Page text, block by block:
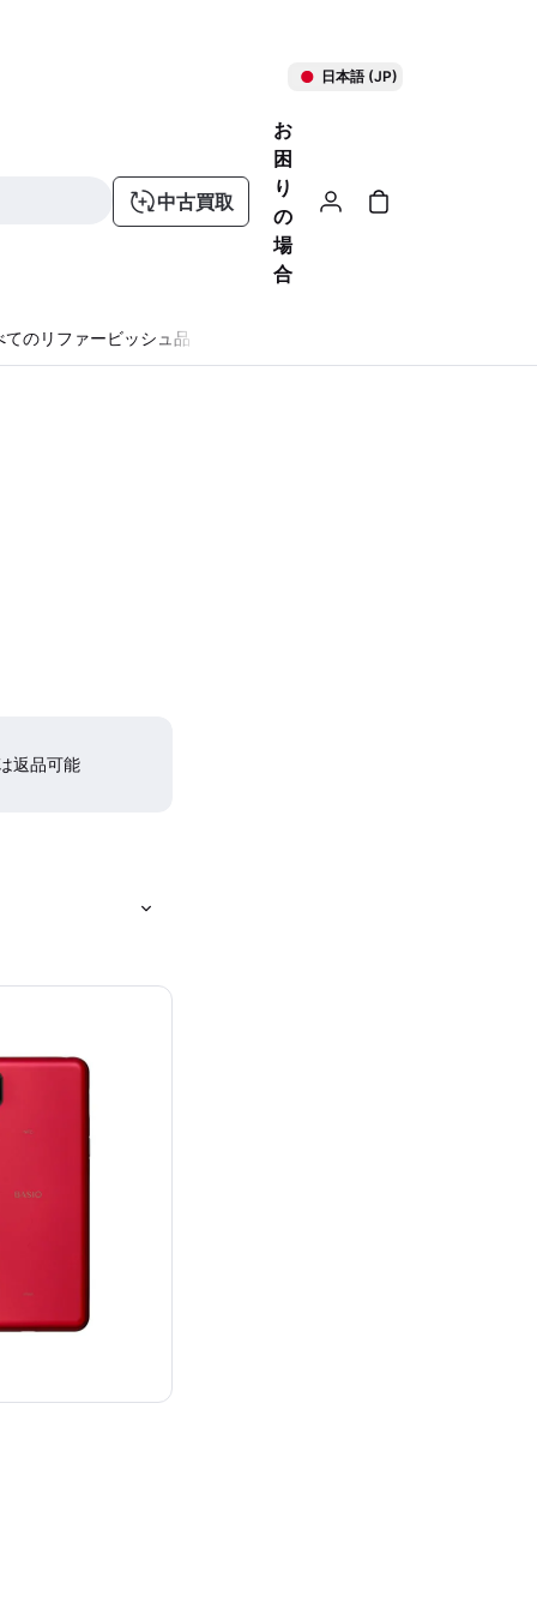
日本語 (JP)
中古買取
お
困
り
の
場
合
てのリファービッシュ品
返品可能